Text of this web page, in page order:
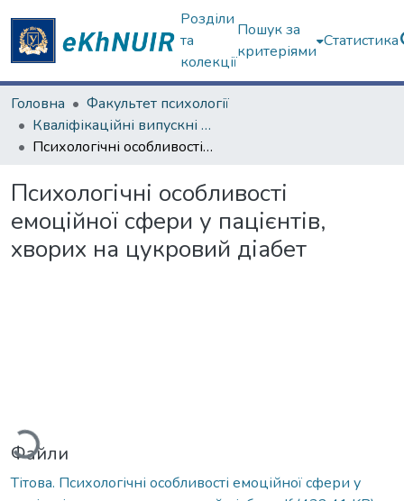
Розділи
та
колекції
Пошук за
критеріями
Статистика
Головна
Факультет психології
Кваліфікаційні випускні роботи бакалаврів. Факультет психології
Психологічні особливості емоційної сфери у пацієнтів, хворих на цукровий діабет
Психологічні особливості
емоційної сфери у пацієнтів,
хворих на цукровий діабет
Файли
Тітова. Психологічні особливості емоційної сфери у